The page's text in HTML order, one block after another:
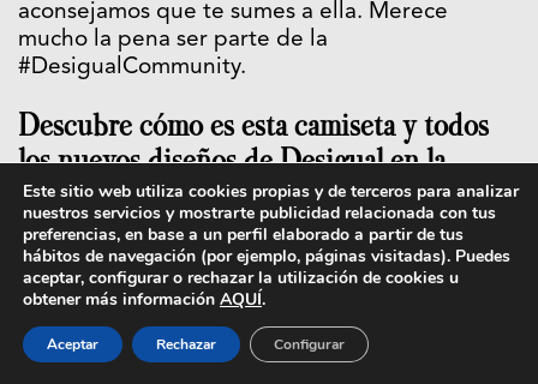
aconsejamos que te sumes a ella. Merece
mucho la pena ser parte de la
#DesigualCommunity.
Descubre cómo es esta camiseta y todos
los nuevos diseños de Desigual en la
página web oficialde la marca.
Este sitio web utiliza cookies propias y de terceros para analizar
nuestros servicios y mostrarte publicidad relacionada con tus
preferencias, en base a un perfil elaborado a partir de tus
hábitos de navegación (por ejemplo, páginas visitadas). Puedes
aceptar, configurar o rechazar la utilización de cookies u
obtener más información AQUÍ.
Aceptar Rechazar Configurar